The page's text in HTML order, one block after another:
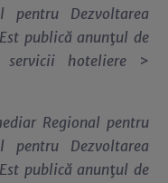
pentru Dezvoltarea
publică anunţul de
servicii hoteliere >
Regional pentru
pentru Dezvoltarea
publică anunţul de